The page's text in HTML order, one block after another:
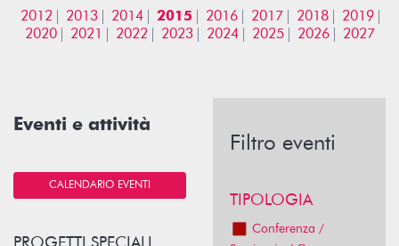
2012
2013 2014 2015 2016 2017 2018
2019
2020
2021 2022 2023 2024 2025 2026 2027
Eventi e attività
CALENDARIO EVENTI
Filtro eventi
TIPOLOGIA
Conferenza /